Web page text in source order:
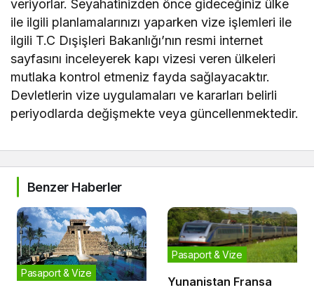
veriyorlar. Seyahatinizden önce gideceğiniz ülke
ile ilgili planlamalarınızı yaparken vize işlemleri ile
ilgili T.C Dışişleri Bakanlığı’nın resmi internet
sayfasını inceleyerek kapı vizesi veren ülkeleri
mutlaka kontrol etmeniz fayda sağlayacaktır.
Devletlerin vize uygulamaları ve kararları belirli
periyodlarda değişmekte veya güncellenmektedir.
Benzer Haberler
Pasaport & Vize
Yunanistan Fransa
Pasaport & Vize